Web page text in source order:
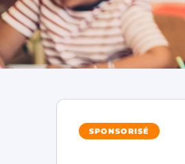
SPONSORISÉ